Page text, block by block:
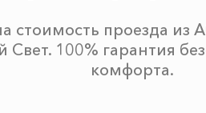
стоимость проезда из
Свет. 100% гарантия
комфорта.